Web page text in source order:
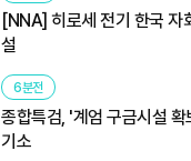
[NNA] 히로세 전기 한국 자
설
6분전
종합특검, '계엄 구금시설
기소